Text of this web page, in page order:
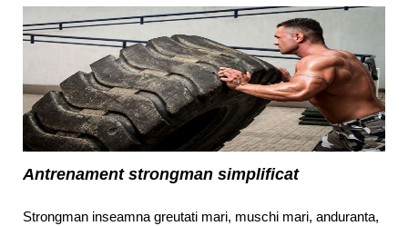
Antrenament strongman simplificat
Strongman inseamna greutati mari, muschi mari, anduranta,